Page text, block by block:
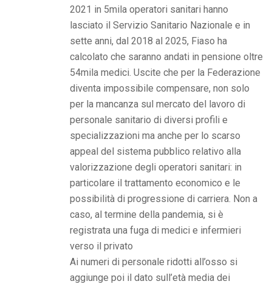
2021 in 5mila operatori sanitari hanno
lasciato il Servizio Sanitario Nazionale e in
sette anni, dal 2018 al 2025, Fiaso ha
calcolato che saranno andati in pensione oltre
54mila medici. Uscite che per la Federazione
diventa impossibile compensare, non solo
per la mancanza sul mercato del lavoro di
personale sanitario di diversi profili e
specializzazioni ma anche per lo scarso
appeal del sistema pubblico relativo alla
valorizzazione degli operatori sanitari: in
particolare il trattamento economico e le
possibilità di progressione di carriera. Non a
caso, al termine della pandemia, si è
registrata una fuga di medici e infermieri
verso il privato
Ai numeri di personale ridotti all’osso si
aggiunge poi il dato sull’età media dei